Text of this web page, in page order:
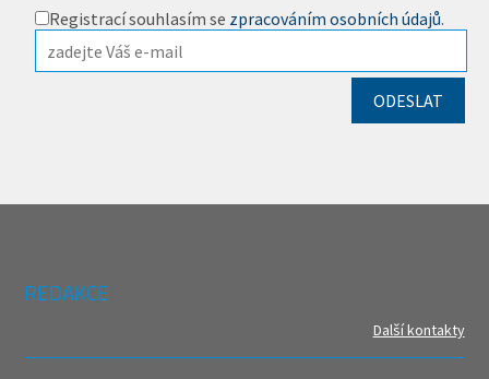
Registrací souhlasím se zpracováním osobních údajů.
REDAKCE
Další kontakty